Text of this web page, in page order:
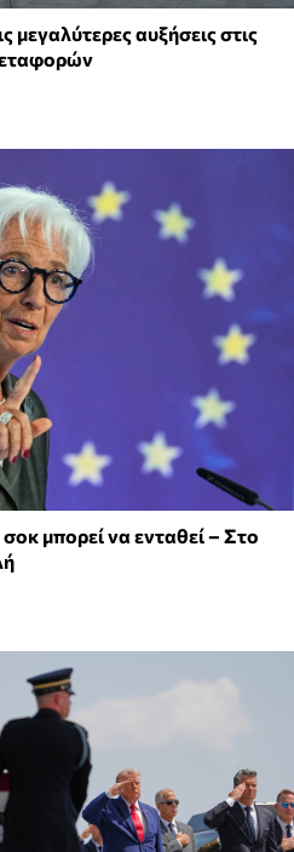
μεγαλύτερες αυξήσεις στις
μπορεί να ενταθεί – Στο